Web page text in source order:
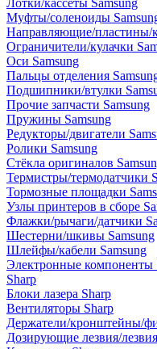
Лотки/кассеты Samsung
Муфты/соленоиды
Направляющие/пластины/
Ограничители/кулачки
Оси Samsung
Пальцы отделения
Подшипники/втулки
Прочие запчасти Samsung
Пружины Samsung
Редукторы/двигатели
Ролики Samsung
Стёкла оригиналов
Термистры/термодатчики
Тормозные площадки
Узлы принтеров в сборе
Флажки/рычаги/датчики
Шестерни/шкивы Samsung
Шлейфы/кабели Samsung
Электронные компоненты
Sharp
Блоки лазера Sharp
Вентиляторы Sharp
Держатели/кронштейны/
Дозирующие лезвия/